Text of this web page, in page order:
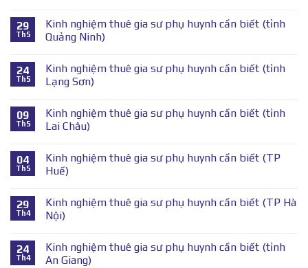
29
Th5
Kinh nghiệm thuê gia sư phụ huynh cần biết (tỉnh
Quảng Ninh)
24
Th5
Kinh nghiệm thuê gia sư phụ huynh cần biết (tỉnh
Lạng Sơn)
09
Th5
Kinh nghiệm thuê gia sư phụ huynh cần biết (tỉnh
Lai Châu)
04
Th5
Kinh nghiệm thuê gia sư phụ huynh cần biết (TP
Huế)
29
Th4
Kinh nghiệm thuê gia sư phụ huynh cần biết (TP Hà
Nội)
24
Th4
Kinh nghiệm thuê gia sư phụ huynh cần biết (tỉnh
An Giang)